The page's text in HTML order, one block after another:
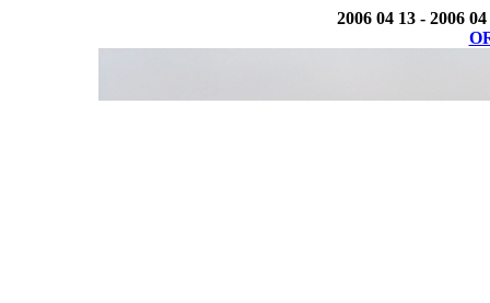
2006 04 13 - 2006